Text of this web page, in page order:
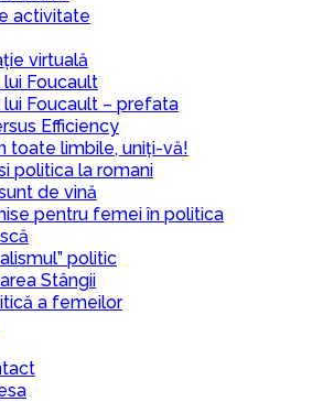
activitate
virtuală
lui Foucault
lui Foucault – prefata
Efficiency
toate limbile, uniți-vă!
politica la romani
de vină
pentru femei în politica
politic
Stângii
a femeilor